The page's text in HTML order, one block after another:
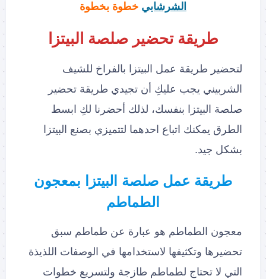
الشرشابي خطوة بخطوة
طريقة تحضير صلصة البيتزا
لتحضير طريقة عمل البيتزا بالفراخ للشيف
الشربيني يجب عليكِ أن تجيدي طريقة تحضير
صلصة البيتزا بنفسك، لذلك أحضرنا لكِ ابسط
الطرق يمكنك اتباع احدهما لتتميزي بصنع البيتزا
بشكل جيد.
طريقة عمل صلصة البيتزا بمعجون
الطماطم
معجون الطماطم هو عبارة عن طماطم سبق
تحضيرها وتكثيفها لاستخدامها في الوصفات اللذيذة
التي لا تحتاج لطماطم طازجة ولتسريع خطوات